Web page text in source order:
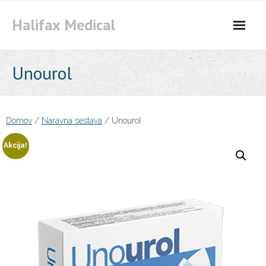
Halifax Medical
Unourol
Domov / Naravna sestava / Unourol
Akcija!